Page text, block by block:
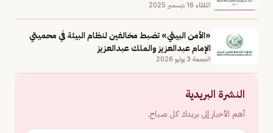
الثلاثاء 16 ديسمبر 2025
«الأمن البيئي» تضبط مخالفين لنظام البيئة في محميتي
الإمام عبدالعزيز والملك عبدالعزيز
الجمعة 3 يوليو 2026
النشرة البريدية
أهم الأخبار إلى بريدك كل صباح.